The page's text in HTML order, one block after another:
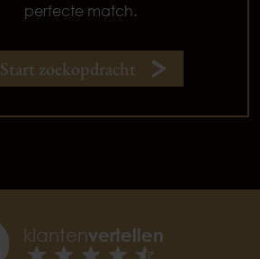
perfecte match.
Start zoekopdracht
klantenvertellen